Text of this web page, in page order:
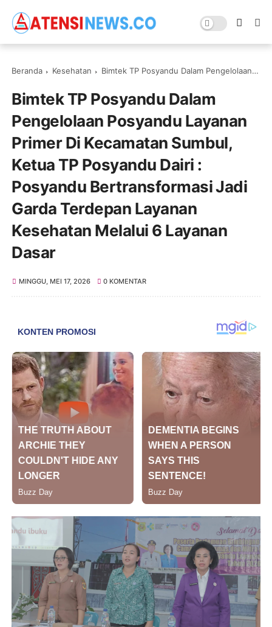
Beranda Kesehatan Bimtek TP Posyandu Dalam Pengelolaan Posyandu Layanan Primer Di Kecamatan Sumbul, Ketua TP Posyandu Dairi : Posyandu Bertransformasi Jadi Garda Terdepan Layanan Kesehatan Melalui 6 Layanan Dasar
Bimtek TP Posyandu Dalam
Pengelolaan Posyandu Layanan
Primer Di Kecamatan Sumbul,
Ketua TP Posyandu Dairi :
Posyandu Bertransformasi Jadi
Garda Terdepan Layanan
Kesehatan Melalui 6 Layanan
Dasar
MINGGU, MEI 17, 2026 0 KOMENTAR